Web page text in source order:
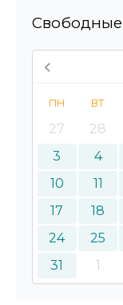
ПН ВТ
27 28
3
4
10
11
17
18
24
25
31
1